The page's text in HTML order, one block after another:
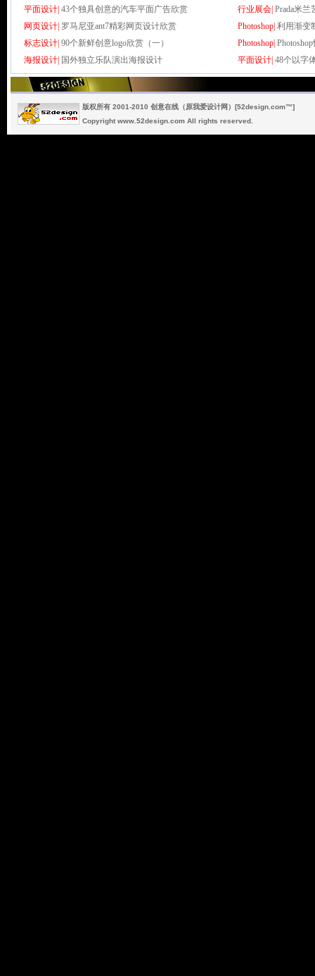
平面设计| 43个独具创意的汽车平面广告欣赏 行业展会| Prada米
网页设计| 罗马尼亚ant7精彩网页设计欣赏 Photoshop| 利用渐变
标志设计| 90个新鲜创意logo欣赏（一） Photoshop|
海报设计| 国外独立乐队演出海报设计 平面设计| 48个以字
版权所有 2001-2010 创意在线（原我爱设计网）[52design.com™]
Copyright www.52design.com All rights reserved.